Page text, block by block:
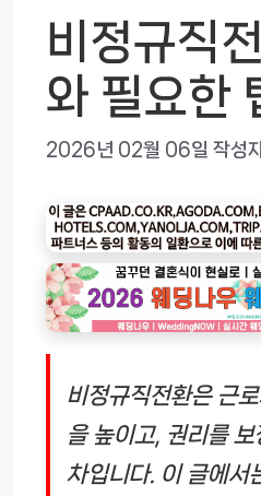
비정규직
와 필요한
2026년 02월 06일 작성
비정규직전환은 근
을 높이고, 권리를
차입니다. 이 글에서